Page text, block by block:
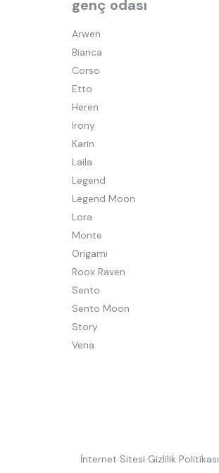
genç odası
Arwen
Bianca
Corso
Etto
Heren
Irony
Karin
Laila
Legend
Legend Moon
Lora
Monte
Origami
Roox Raven
Sento
Sento Moon
Story
Vena
İnternet Sitesi Gizlilik Politikası